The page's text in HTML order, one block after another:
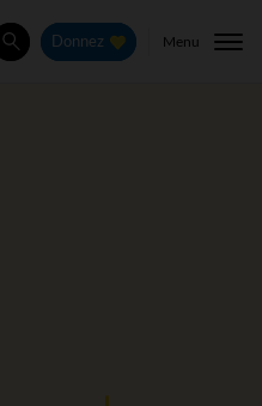
Rechercher
Donnez Menu